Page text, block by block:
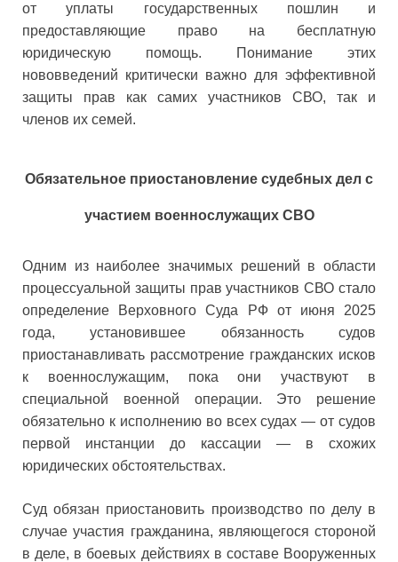
от уплаты государственных пошлин и
предоставляющие право на бесплатную
юридическую помощь. Понимание этих
нововведений критически важно для эффективной
защиты прав как самих участников СВО, так и
членов их семей.
Обязательное приостановление судебных дел с
участием военнослужащих СВО
Одним из наиболее значимых решений в области
процессуальной защиты прав участников СВО стало
определение Верховного Суда РФ от июня 2025
года, установившее обязанность судов
приостанавливать рассмотрение гражданских исков
к военнослужащим, пока они участвуют в
специальной военной операции. Это решение
обязательно к исполнению во всех судах — от судов
первой инстанции до кассации — в схожих
юридических обстоятельствах.
Суд обязан приостановить производство по делу в
случае участия гражданина, являющегося стороной
в деле, в боевых действиях в составе Вооруженных